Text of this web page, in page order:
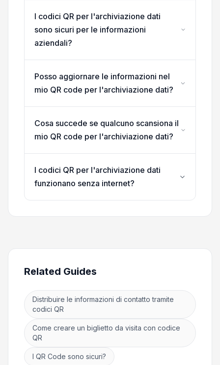
I codici QR per l'archiviazione dati
sono sicuri per le informazioni
aziendali?
Posso aggiornare le informazioni nel
mio QR code per l'archiviazione dati?
Cosa succede se qualcuno scansiona il
mio QR code per l'archiviazione dati?
I codici QR per l'archiviazione dati
funzionano senza internet?
Related Guides
Distribuire le informazioni di contatto tramite
codici QR
Come creare un biglietto da visita con codice
QR
I QR Code sono sicuri?